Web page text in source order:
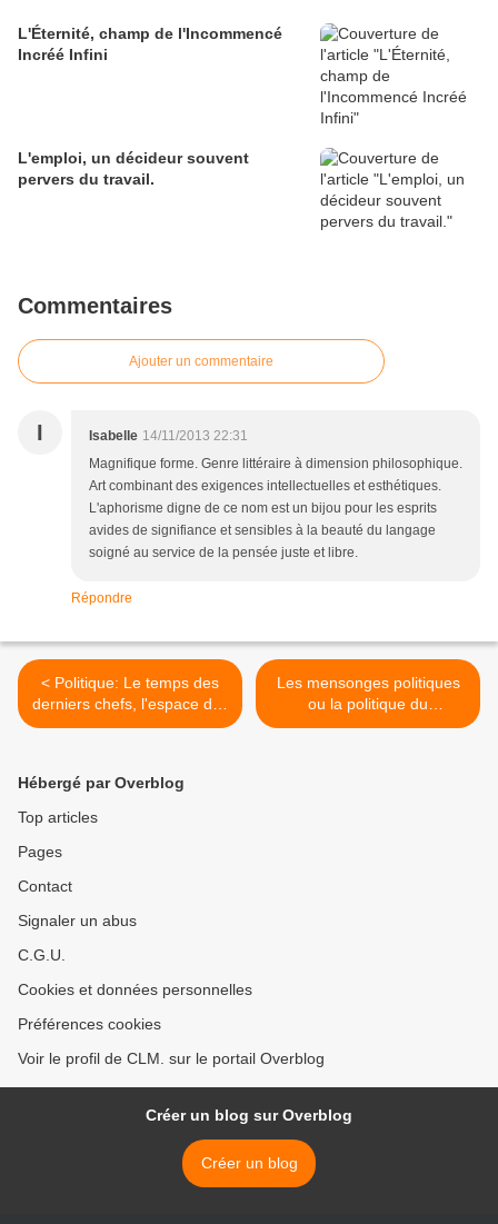
L'Éternité, champ de l'Incommencé
Incréé Infini
L'emploi, un décideur souvent
pervers du travail.
Commentaires
Ajouter un commentaire
I Isabelle 14/11/2013 22:31
Magnifique forme. Genre littéraire à dimension philosophique.
Art combinant des exigences intellectuelles et esthétiques.
L'aphorisme digne de ce nom est un bijou pour les esprits
avides de signifiance et sensibles à la beauté du langage
soigné au service de la pensée juste et libre.
Répondre
< Politique: Le temps des
derniers chefs, l'espace des
défroques électoralistes…
Les mensonges politiques
ou la politique du
mensonge… >
Hébergé par Overblog
Top articles
Pages
Contact
Signaler un abus
C.G.U.
Cookies et données personnelles
Préférences cookies
Voir le profil de CLM. sur le portail Overblog
Créer un blog sur Overblog
Créer un blog